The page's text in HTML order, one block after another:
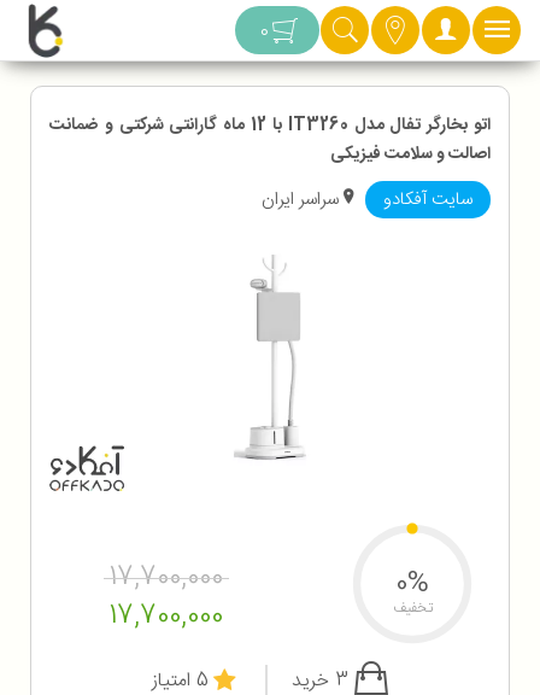
دسته بندی 0
اتو بخارگر تفال مدل IT3260 با 12 ماه گارانتی شرکتی و ضمانت
اصالت و سلامت فیزیکی
سایت آفکادو سراسر ایران
17,700,000
17,700,000
0%
تخفیف
5 امتیاز